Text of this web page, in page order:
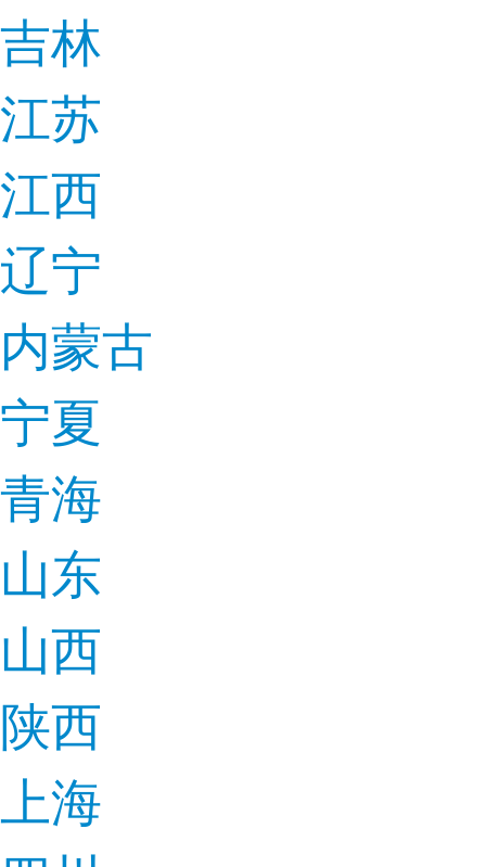
吉林
江苏
江西
辽宁
内蒙古
宁夏
青海
山东
山西
陕西
上海